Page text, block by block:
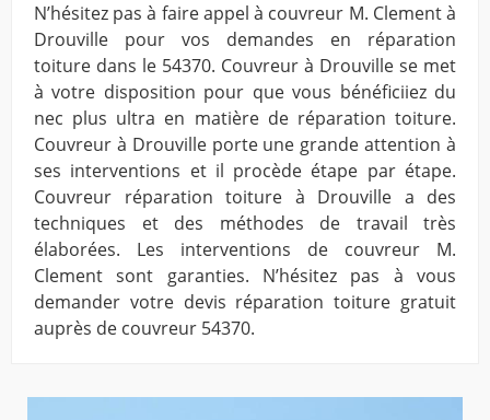
N’hésitez pas à faire appel à couvreur M. Clement à
Drouville pour vos demandes en réparation
toiture dans le 54370. Couvreur à Drouville se met
à votre disposition pour que vous bénéficiiez du
nec plus ultra en matière de réparation toiture.
Couvreur à Drouville porte une grande attention à
ses interventions et il procède étape par étape.
Couvreur réparation toiture à Drouville a des
techniques et des méthodes de travail très
élaborées. Les interventions de couvreur M.
Clement sont garanties. N’hésitez pas à vous
demander votre devis réparation toiture gratuit
auprès de couvreur 54370.